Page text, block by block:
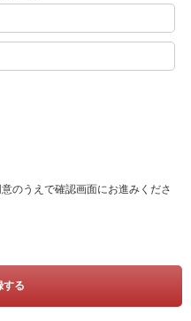
のうえで確認画面にお進みくださ